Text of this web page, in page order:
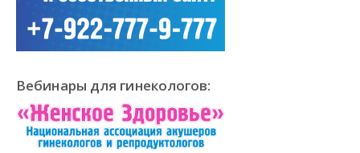
Вебинары для гинекологов: